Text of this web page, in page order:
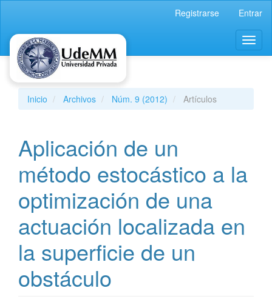
principal
Barra
lateral
Registrarse Entrar
Inicio Archivos Núm. 9 (2012) Artículos
Aplicación de un
método estocástico a la
optimización de una
actuación localizada en
la superficie de un
obstáculo